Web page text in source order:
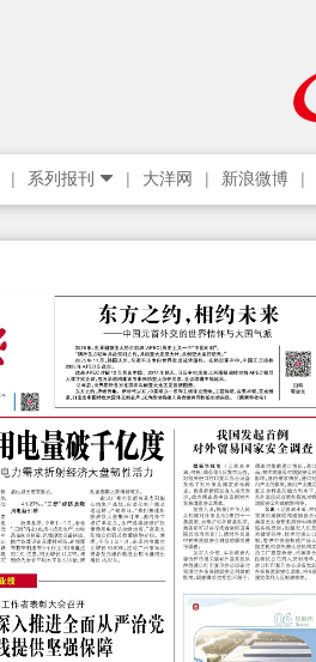
系列报刊 大洋网 新浪微博